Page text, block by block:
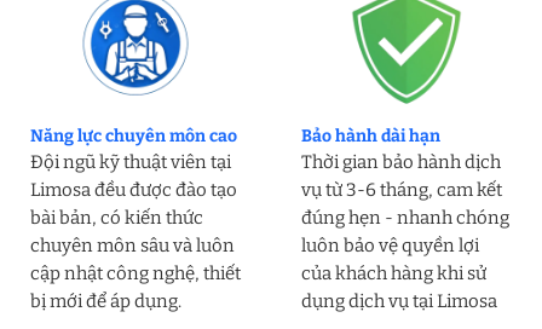
Năng lực chuyên môn cao
Đội ngũ kỹ thuật viên tại
Limosa đều được đào tạo
bài bản, có kiến thức
chuyên môn sâu và luôn
cập nhật công nghệ, thiết
bị mới để áp dụng.
Bảo hành dài hạn
Thời gian bảo hành dịch
vụ từ 3-6 tháng, cam kết
đúng hẹn - nhanh chóng
luôn bảo vệ quyền lợi
của khách hàng khi sử
dụng dịch vụ tại Limosa